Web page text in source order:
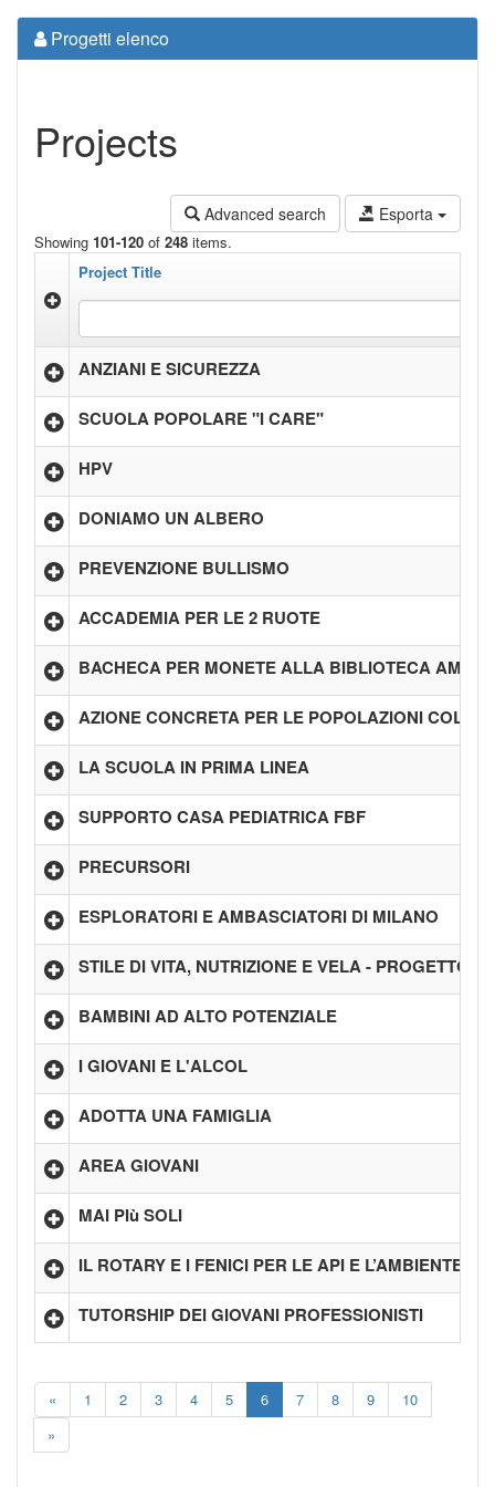
Progetti elenco
Projects
Advanced search Esporta
Showing 101-120 of 248 items.
Project Title
ANZIANI E SICUREZZA
SCUOLA POPOLARE "I CARE"
HPV
DONIAMO UN ALBERO
PREVENZIONE BULLISMO
ACCADEMIA PER LE 2 RUOTE
BACHECA PER MONETE ALLA BIBLIOTECA
AZIONE CONCRETA PER LE POPOLAZIONI
LA SCUOLA IN PRIMA LINEA
SUPPORTO CASA PEDIATRICA FBF
PRECURSORI
ESPLORATORI E AMBASCIATORI DI MILANO
STILE DI VITA, NUTRIZIONE E VELA - PROGETTO
BAMBINI AD ALTO POTENZIALE
I GIOVANI E L'ALCOL
ADOTTA UNA FAMIGLIA
AREA GIOVANI
MAI PIù SOLI
IL ROTARY E I FENICI PER LE API E L’AMBIENTE
TUTORSHIP DEI GIOVANI PROFESSIONISTI
« 1 2 3 4 5 6 7 8 9
10
»